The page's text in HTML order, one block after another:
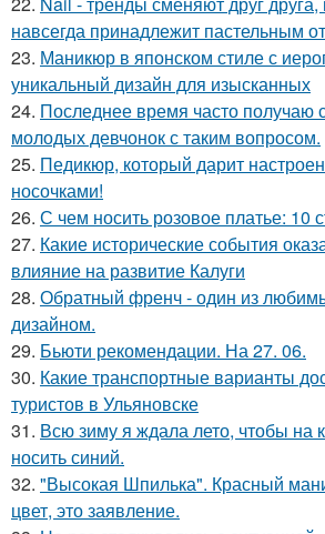
навсегда принадлежит пастельным
23. Маникюр в японском стиле с
уникальный дизайн для изысканных
24. Последнее время часто получаю
молодых девчонок с таким вопросом.
25. Педикюр, который дарит
носочками!
26. С чем носить розовое платье: 10
27. Какие исторические события
влияние на развитие Калуги
28. Обратный френч - один из
дизайном.
29. Бьюти рекомендации. На 27. 06.
30. Какие транспортные варианты
туристов в Ульяновске
31. Всю зиму я ждала лето, чтобы на
носить синий.
32. "Высокая Шпилька". Красный
цвет, это заявление.